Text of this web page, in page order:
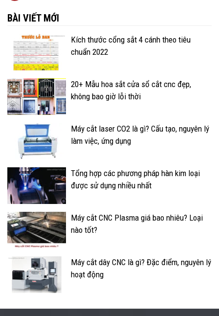
BÀI VIẾT MỚI
Kích thước cổng sắt 4 cánh theo tiêu
chuẩn 2022
20+ Mẫu hoa sắt cửa sổ cắt cnc đẹp,
không bao giờ lỗi thời
Máy cắt laser CO2 là gì? Cấu tạo, nguyên lý
làm việc, ứng dụng
Tổng hợp các phương pháp hàn kim loại
được sử dụng nhiều nhất
Máy cắt CNC Plasma giá bao nhiêu? Loại
nào tốt?
Máy cắt dây CNC là gì? Đặc điểm, nguyên lý
hoạt động